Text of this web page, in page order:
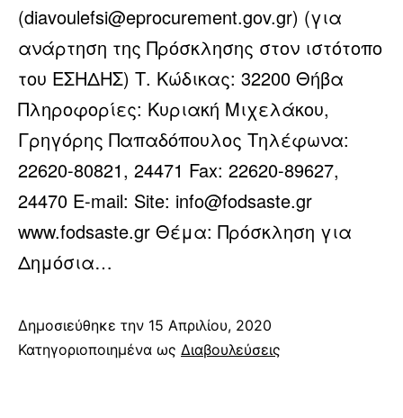
(diavoulefsi@eprocurement.gov.gr) (για
ανάρτηση της Πρόσκλησης στον ιστότοπο
του ΕΣΗΔΗΣ) Τ. Κώδικας: 32200 Θήβα
Πληροφορίες: Κυριακή Μιχελάκου,
Γρηγόρης Παπαδόπουλος Τηλέφωνα:
22620-80821, 24471 Fax: 22620-89627,
24470 E-mail: Site: info@fodsaste.gr
www.fodsaste.gr Θέμα: Πρόσκληση για
Δημόσια…
Δημοσιεύθηκε την 15 Απριλίου, 2020
Κατηγοριοποιημένα ως Διαβουλεύσεις